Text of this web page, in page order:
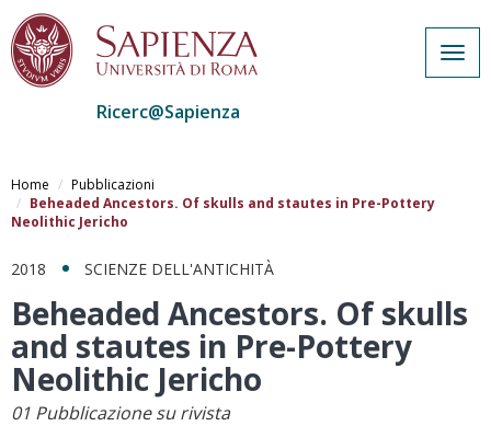
al
contenuto
principale
Ricerc@Sapienza
Home
Pubblicazioni
Beheaded Ancestors. Of skulls and stautes in Pre-Pottery
Neolithic Jericho
2018 SCIENZE DELL'ANTICHITÀ
Beheaded Ancestors. Of skulls
and stautes in Pre-Pottery
Neolithic Jericho
01 Pubblicazione su rivista